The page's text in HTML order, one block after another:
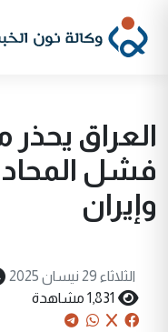
العراق
فشل
وإيران
الثلاثاء 29 نيسان 2025
1,831 مشاهدة